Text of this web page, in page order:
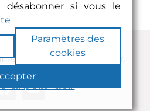
- TOUS DROITS RÉSERVÉS
HAYOUN, CAROLE MICHALET.
désabonner si vous le
Paramètres des
cookies
Compliance Platform